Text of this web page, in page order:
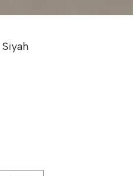
Siyah